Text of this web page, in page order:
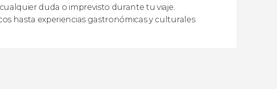
duda o imprevisto durante tu viaje.
hasta experiencias gastronómicas y culturales